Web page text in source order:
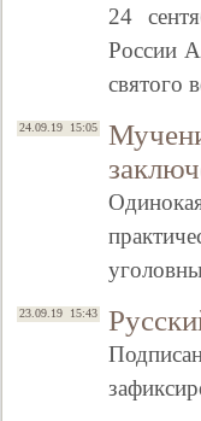
24
России
святого
24.09.19 15:05
23.09.19 15:43